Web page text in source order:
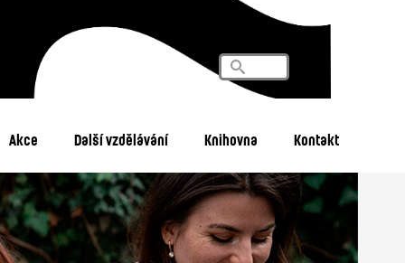
Vyhledávání
Search
Akce Další vzdělávání Knihovna Kontakt